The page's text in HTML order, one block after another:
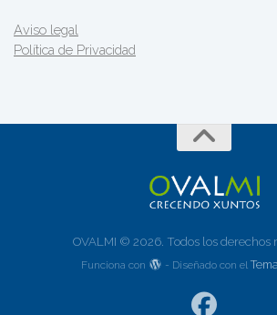
Aviso legal
Política de Privacidad
OVALMI © 2026. Todos los derechos
Funciona con - Diseñado con el